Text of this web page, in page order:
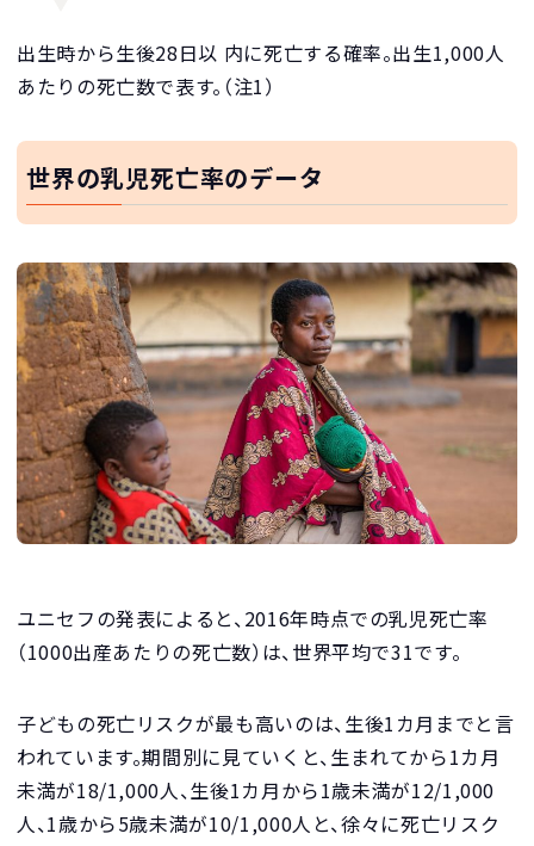
出生時から生後28日以 内に死亡する確率。出生1,000人
あたりの死亡数で表す。（注1）
世界の乳児死亡率のデータ
ユニセフの発表によると、2016年時点での乳児死亡率
（1000出産あたりの死亡数）は、世界平均で31です。
子どもの死亡リスクが最も高いのは、生後1カ月までと言
われています。期間別に見ていくと、生まれてから1カ月
未満が18/1,000人、生後1カ月から1歳未満が12/1,000
人、1歳から5歳未満が10/1,000人と、徐々に死亡リスク